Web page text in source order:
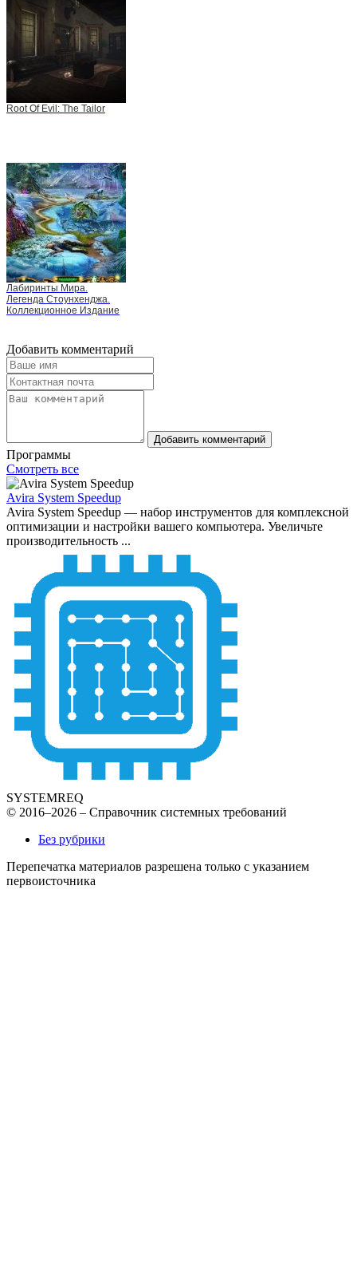
Root Of Evil: The Tailor
Лабиринты Мира.
Легенда Стоунхенджа.
Коллекционное Издание
Добавить комментарий
Добавить комментарий
Программы
Смотреть все
Avira System Speedup
Avira System Speedup — набор инструментов для комплексной
оптимизации и настройки вашего компьютера. Увеличьте
производительность ...
SYSTEMREQ
© 2016–2026 – Справочник системных требований
Без рубрики
Перепечатка материалов разрешена только с указанием
первоисточника